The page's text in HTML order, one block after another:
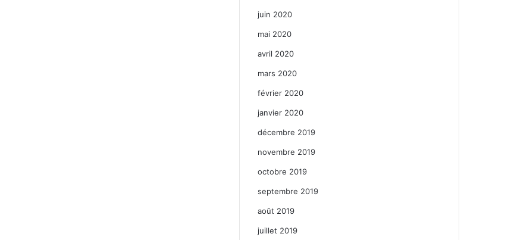
juin 2020
mai 2020
avril 2020
mars 2020
février 2020
janvier 2020
décembre 2019
novembre 2019
octobre 2019
septembre 2019
août 2019
juillet 2019